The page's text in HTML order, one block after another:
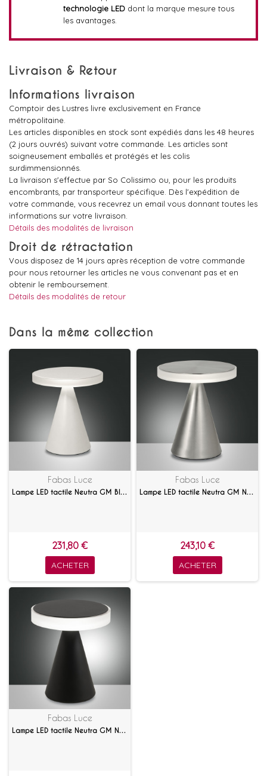
technologie LEDdont la marque mesure tous
les avantages.
Livraison & Retour
Informations livraison
Comptoir des Lustres livre exclusivement en France
métropolitaine.
Les articles disponibles en stock sont expédiés dans les 48 heures
(2 jours ouvrés) suivant votre commande. Les articles sont
soigneusement emballés et protégés et les colis
surdimmensionnés.
La livraison s'effectue par So Colissimo ou, pour les produits
encombrants, par transporteur spécifique. Dès l'expédition de
votre commande, vous recevrez un email vous donnant toutes les
informations sur votre livraison.
Détails des modalités de livraison
Droit de rétractation
Vous disposez de 14 jours après réception de votre commande
pour nous retourner les articles ne vous convenant pas et en
obtenir le remboursement.
Détails des modalités de retour
Dans la même collection
Fabas Luce
Lampe LED tactile Neutra GM Blanc
231,80 €
ACHETER
Fabas Luce
Lampe LED tactile Neutra GM Nickel Satiné
243,10 €
ACHETER
Fabas Luce
Lampe LED tactile Neutra GM Noir